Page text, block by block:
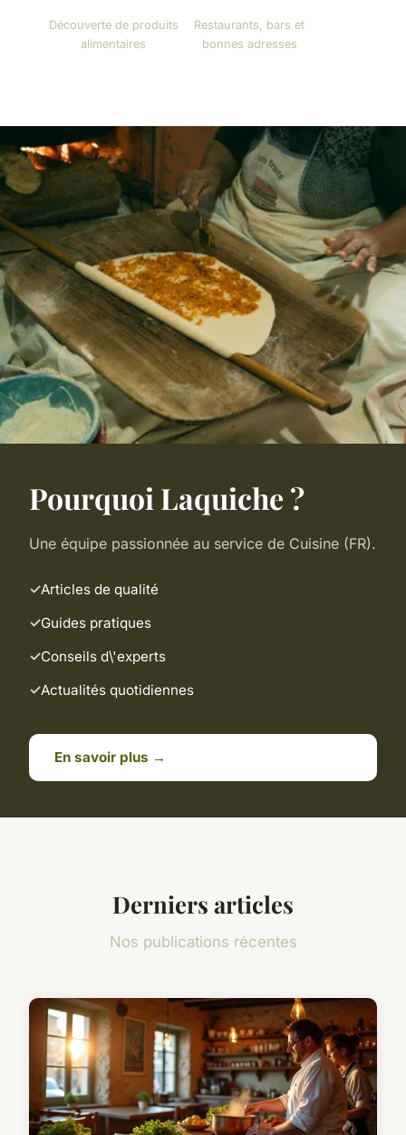
Découverte de produits
alimentaires
Restaurants, bars et
bonnes adresses
Pourquoi Laquiche ?
Une équipe passionnée au service de Cuisine (FR).
Articles de qualité
Guides pratiques
Conseils d\'experts
Actualités quotidiennes
En savoir plus →
Derniers articles
Nos publications récentes